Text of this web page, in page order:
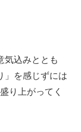
気込みととも
」を感じずには
り上がってく